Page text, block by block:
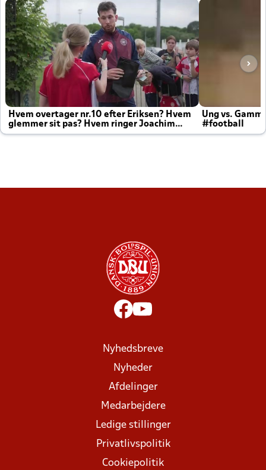
Hvem overtager nr.10 efter Eriksen? Hvem
glemmer sit pas? Hvem ringer Joachim
altid til efter kampe?
Ung vs.
#football
Nyhedsbreve
Nyheder
Afdelinger
Medarbejdere
Ledige stillinger
Privatlivspolitik
Cookiepolitik